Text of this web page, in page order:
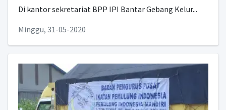
Di kantor sekretariat BPP IPI Bantar Gebang Kelur...
Minggu, 31-05-2020